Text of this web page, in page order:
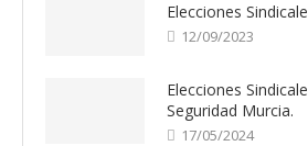
Elecciones
12/09/2023
Elecciones
Seguridad Murcia.
17/05/2024